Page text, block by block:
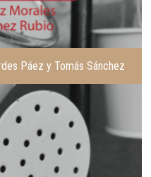
Páez y Tomás Sánchez